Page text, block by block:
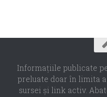
Informaţiile publicate
preluate doar în limita
sursei şi link activ.